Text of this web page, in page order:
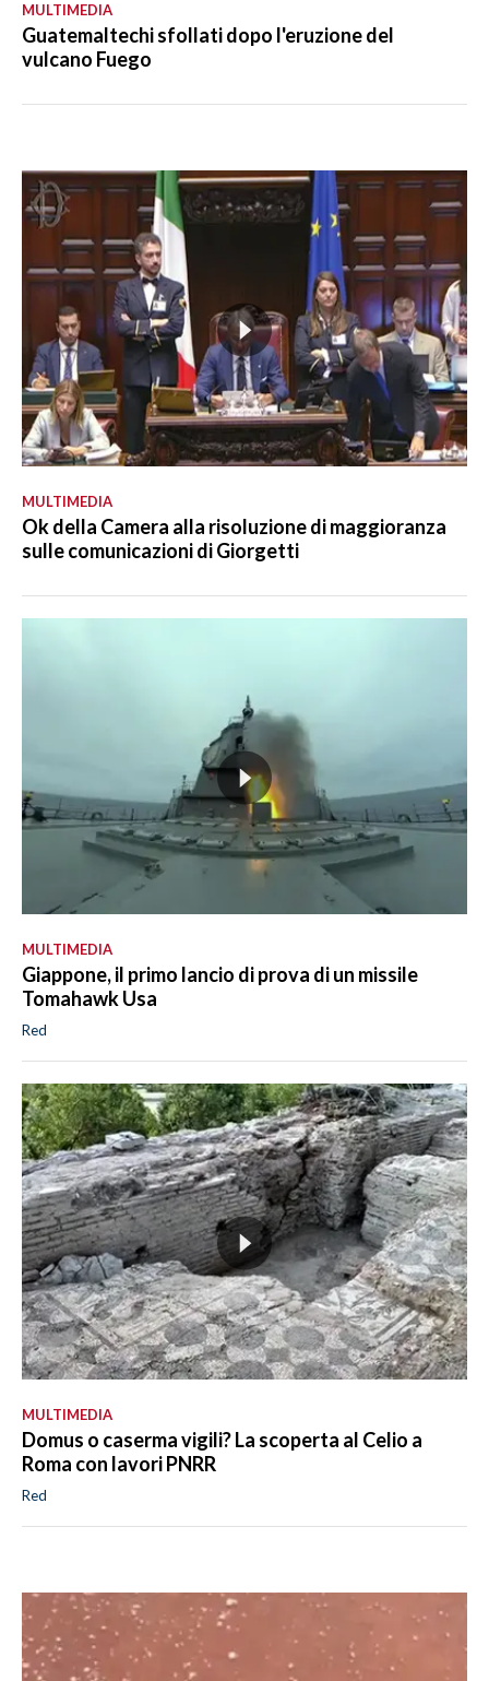
MULTIMEDIA
Guatemaltechi sfollati dopo l'eruzione del
vulcano Fuego
MULTIMEDIA
Ok della Camera alla risoluzione di maggioranza
sulle comunicazioni di Giorgetti
MULTIMEDIA
Giappone, il primo lancio di prova di un missile
Tomahawk Usa
Red
MULTIMEDIA
Domus o caserma vigili? La scoperta al Celio a
Roma con lavori PNRR
Red